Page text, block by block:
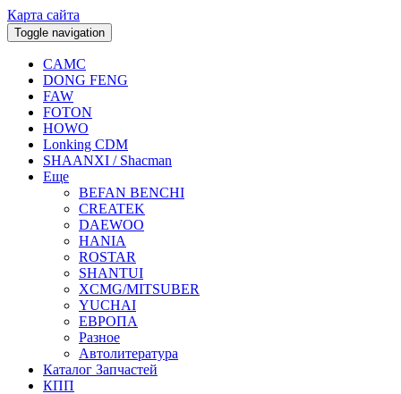
Карта сайта
Toggle navigation
CAMC
DONG FENG
FAW
FOTON
HOWO
Lonking CDM
SHAANXI / Shacman
Еще
BEFAN BENCHI
CREATEK
DAEWOO
HANIA
ROSTAR
SHANTUI
XCMG/MITSUBER
YUCHAI
ЕВРОПА
Разное
Aвтолитература
Каталог Запчастей
КПП